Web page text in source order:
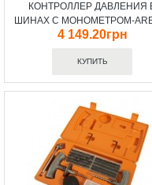
КОНТРОЛЛЕР ДАВЛЕНИЯ
ШИНАХ С МОНОМЕТРОМ-
4 149.20грн